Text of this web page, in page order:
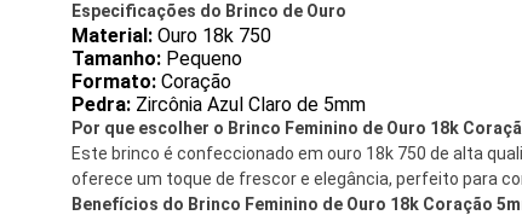
Especificações do Brinco de Ouro
Material: Ouro 18k 750
Tamanho: Pequeno
Formato: Coração
Pedra: Zircônia Azul Claro de 5mm
Por que escolher o Brinco Feminino de Ouro 18k
Este brinco é confeccionado em ouro 18k 750 de alta
oferece um toque de frescor e elegância, perfeito para
Benefícios do Brinco Feminino de Ouro 18k Coração